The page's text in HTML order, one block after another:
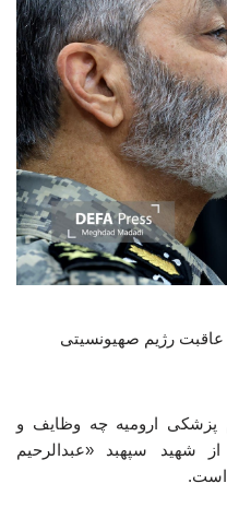
رژیم صهیونسیتی
پزشکی ارومیه چه وظایف و
شهید سپهبد «عبدالرحیم
است.